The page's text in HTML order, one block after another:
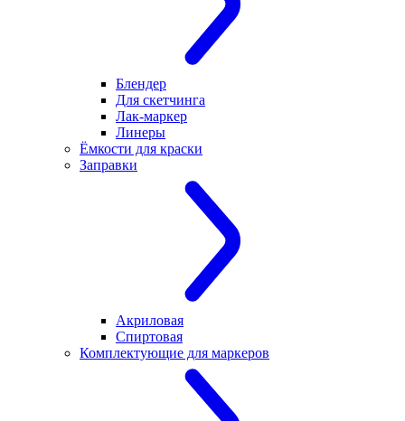
Блендер
Для скетчинга
Лак-маркер
Линеры
Ёмкости для краски
Заправки
Акриловая
Спиртовая
Комплектующие для маркеров